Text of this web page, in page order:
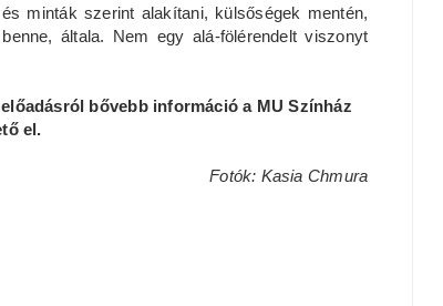
minták szerint alakítani, külsőségek mentén,
általa. Nem egy alá-fölérendelt viszonyt
bővebb információ a MU Színház
el.
Fotók: Kasia Chmura